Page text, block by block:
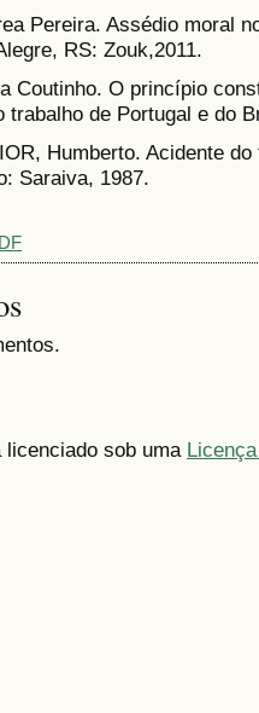
Pereira. Assédio moral
RS: Zouk,2011.
Coutinho. O princípio
trabalho de Portugal e do
Humberto. Acidente
Saraiva, 1987.
sob uma